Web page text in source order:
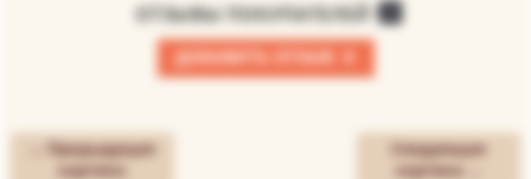
ОТЗЫВЫ ПОКУПАТЕЛЕЙ 0
ДОБАВИТЬ ОТЗЫВ +
← Предыдущая
картина
Следующая
картина →